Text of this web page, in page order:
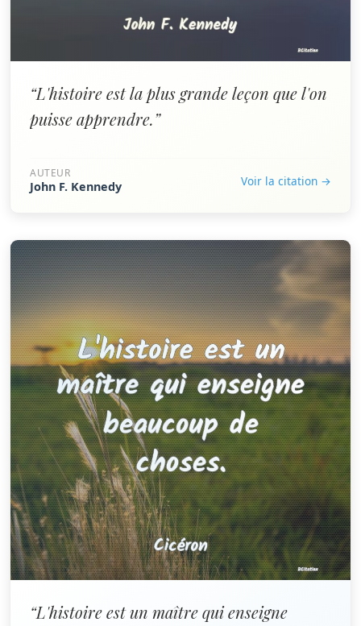
“L'histoire est la plus grande leçon que l'on
puisse apprendre.”
AUTEUR
John F. Kennedy Voir la citation →
“L'histoire est un maître qui enseigne